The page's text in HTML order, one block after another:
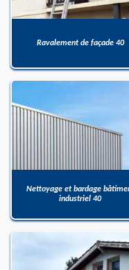
Ravalement de façade 40
Nettoyage et bardage
industriel 40